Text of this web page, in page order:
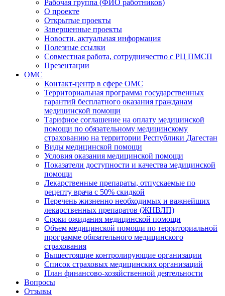
Рабочая группа (ФИО работников)
О проекте
Открытые проекты
Завершенные проекты
Новости, актуальная информация
Полезные ссылки
Совместная работа, сотрудничество с РЦ ПМСП
Презентации
ОМС
Контакт-центр в сфере ОМС
Территориальная программа государственных
гарантий бесплатного оказания гражданам
медицинской помощи
Тарифное соглашение на оплату медицинской
помощи по обязательному медицинскому
страхованию на территории Республики Дагестан
Виды медицинской помощи
Условия оказания медицинской помощи
Показатели доступности и качества медицинской
помощи
Лекарственные препараты, отпускаемые по
рецепту врача с 50% скидкой
Перечень жизненно необходимых и важнейших
лекарственных препаратов (ЖНВЛП)
Сроки ожидания медицинской помощи
Объем медицинской помощи по территориальной
программе обязательного медицинского
страхования
Вышестоящие контролирующие организации
Список страховых медицинских организаций
План финансово-хозяйственной деятельности
Вопросы
Отзывы